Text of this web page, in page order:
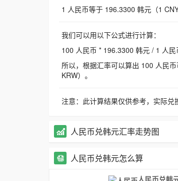
1 人民币等于 196.3300 韩元（1
我们可以用以下公式进行计算：
100 人民币 * 196.3300 韩元 / 1 人
所以，根据汇率可以算出 100 人民
KRW）。
注意：此计算结果仅供参考，实际兑
人民币兑韩元汇率走势图
人民币兑韩元怎么算